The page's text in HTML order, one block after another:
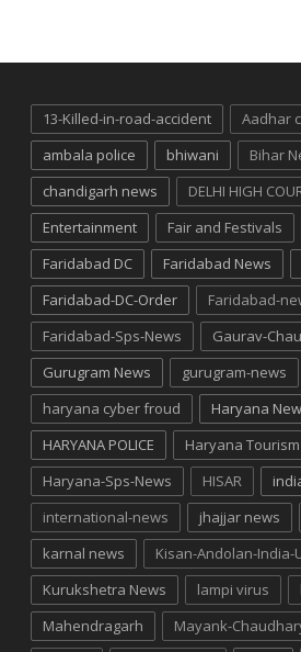
13-Killed-in-road-accident Aadhar
ambala police
bhiwani
Bihar
chandigarh news
DELHI HIGH
Entertainment
Fair and Festivals
Faridabad DC
Faridabad News
Faridabad-DC-Order
Faridabad-
Faridabad-Sps-News
Gaurav-
Gurugram News
gurugram-news
haryana cyber froud
Haryana
HARYANA POLICE
Haryana Tourism
Haryana-Sps-News
HISAR
international-news
jhajjar news
karnal news
Kisan-Andolan-India-
Kurukshetra News
lampi virus
Mahendragarh
Mayank-